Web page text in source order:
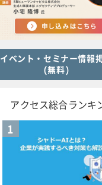
イベント・セミナー情報
(無料)
アクセス総合ランキ
1